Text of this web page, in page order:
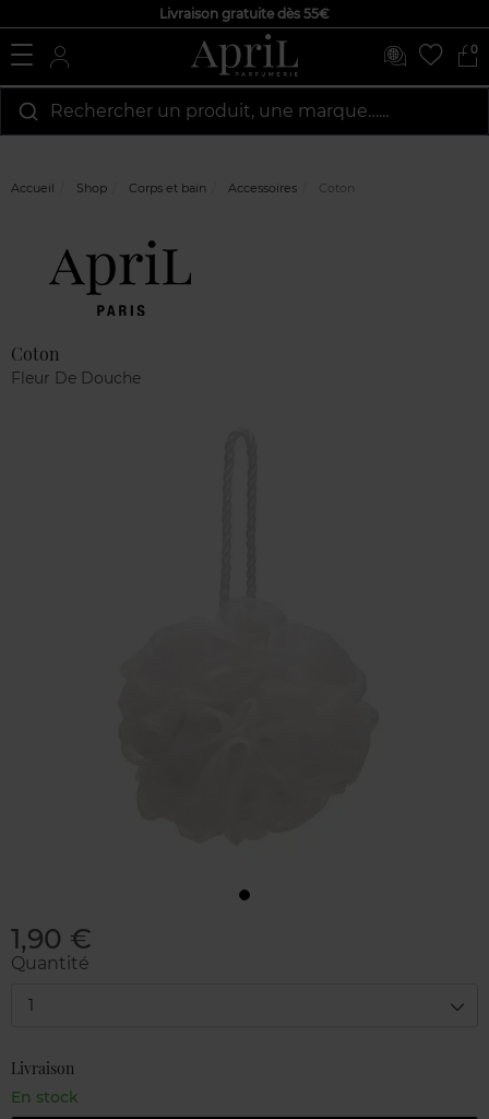
Livraison gratuite dès 55€
0
Rechercher un produit, une marque…...
Accueil Shop Corps et bain Accessoires Coton
Coton
Fleur De Douche
1,90 €
Quantité
1
Livraison
En stock